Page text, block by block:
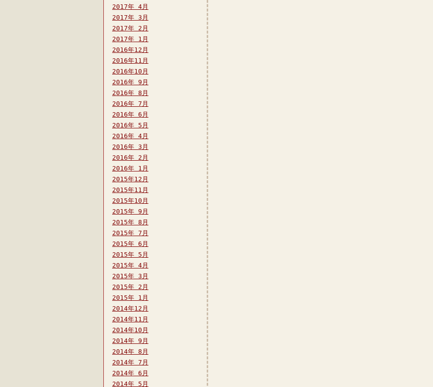
2017年 4月
2017年 3月
2017年 2月
2017年 1月
2016年12月
2016年11月
2016年10月
2016年 9月
2016年 8月
2016年 7月
2016年 6月
2016年 5月
2016年 4月
2016年 3月
2016年 2月
2016年 1月
2015年12月
2015年11月
2015年10月
2015年 9月
2015年 8月
2015年 7月
2015年 6月
2015年 5月
2015年 4月
2015年 3月
2015年 2月
2015年 1月
2014年12月
2014年11月
2014年10月
2014年 9月
2014年 8月
2014年 7月
2014年 6月
2014年 5月